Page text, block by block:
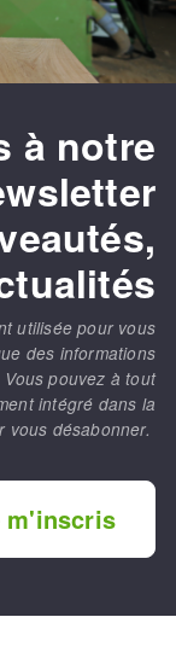
à notre
utilisée pour vous
des informations
pouvez à tout
intégré dans la
vous désabonner.
m'inscris